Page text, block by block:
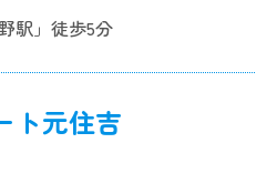
駅」徒歩5分
ト元住吉